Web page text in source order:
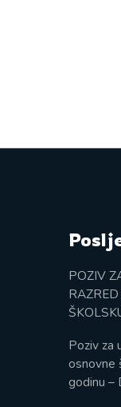
POZIV
Poziv za
osnovne
godinu –